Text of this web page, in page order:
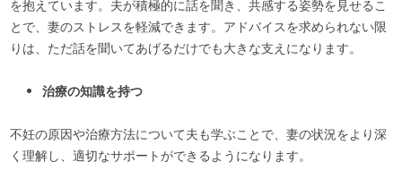
を抱えています。夫が積極的に話を聞き、共感する姿勢を見せるこ
とで、妻のストレスを軽減できます。アドバイスを求められない限
りは、ただ話を聞いてあげるだけでも大きな支えになります。
治療の知識を持つ
不妊の原因や治療方法について夫も学ぶことで、妻の状況をより深
く理解し、適切なサポートができるようになります。